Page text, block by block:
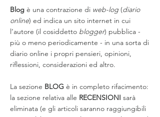
Blog è una contrazione di web-log (diario
online) ed indica un sito internet in cui
l’autore (il cosiddetto blogger) pubblica -
più o meno periodicamente - in una sorta di
diario online i propri pensieri, opinioni,
riflessioni, considerazioni ed altro.
La sezione BLOG è in completo rifacimento:
la sezione relativa alle RECENSIONI sarà
eliminata (e gli articoli saranno raggiungibili